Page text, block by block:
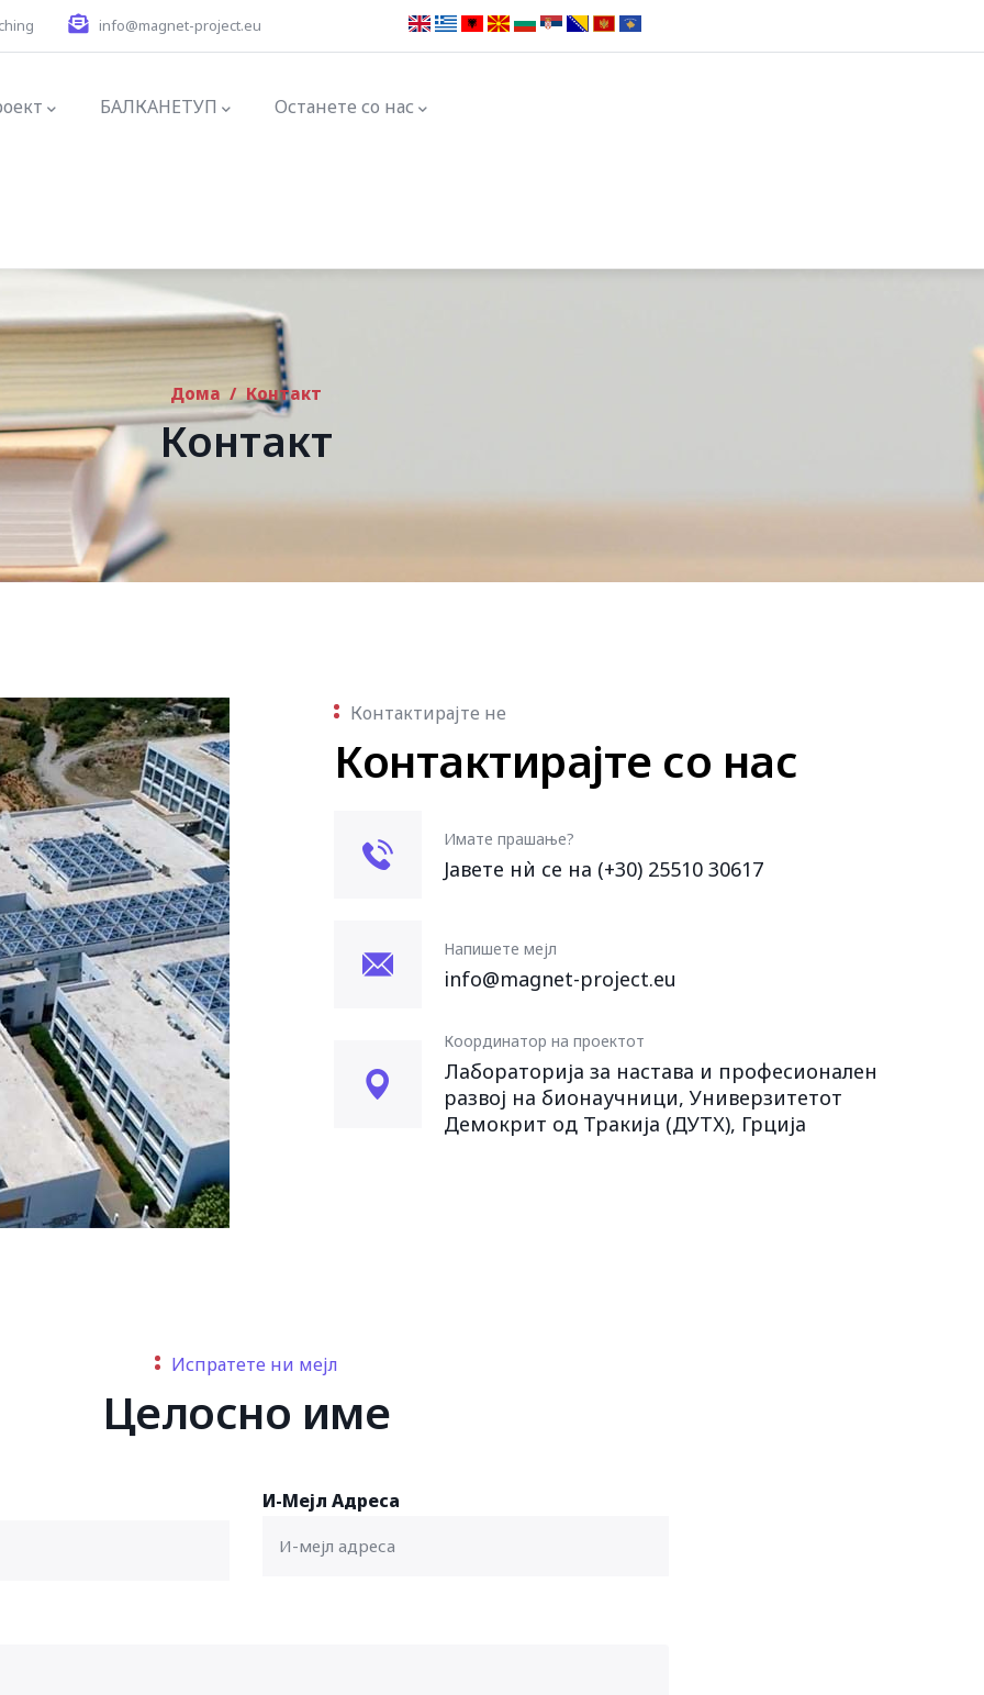
info@magnet-project.eu
БАЛКАНЕТУП Останете со нас
Дома / Контакт
Контакт
Контактирајте не
Контактирајте со нас
Имате прашање?
Јавете нѝ се на (+30) 25510 30617
Напишете мејл
info@magnet-project.eu
Координатор на проектот
Лабораторија за настава и професионален
развој на бионаучници, Универзитетот
Демокрит од Тракија (ДУТХ), Грција
Испратете ни мејл
Целосно име
И-Мејл Адреса